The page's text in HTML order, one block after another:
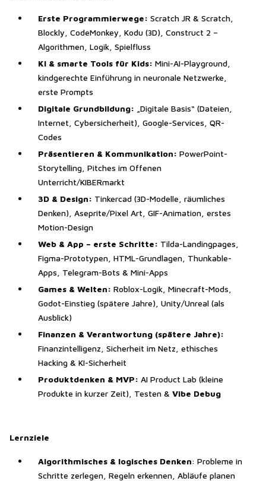
Erste Programmierwege: Scratch JR & Scratch,
Blockly, CodeMonkey, Kodu (3D), Construct 2 –
Algorithmen, Logik, Spielfluss
KI & smarte Tools für Kids: Mini-AI-Playground,
kindgerechte Einführung in neuronale Netzwerke,
erste Prompts
Digitale Grundbildung:
„Digitale Basis“ (Dateien,
Internet, Cybersicherheit), Google-Services, QR-
Codes
Präsentieren & Kommunikation: PowerPoint-
Storytelling, Pitches im Offenen
Unterricht/KIBERmarkt
3D & Design: Tinkercad (3D-Modelle, räumliches
Denken), Aseprite/Pixel Art, GIF-Animation, erstes
Motion-Design
Web & App – erste Schritte: Tilda-Landingpages,
Figma-Prototypen, HTML-Grundlagen, Thunkable-
Apps, Telegram-Bots & Mini-Apps
Games & Welten: Roblox-Logik, Minecraft-Mods,
Godot-Einstieg (spätere Jahre), Unity/Unreal (als
Ausblick)
Finanzen & Verantwortung (spätere Jahre):
Finanzintelligenz, Sicherheit im Netz, ethisches
Hacking & KI-Sicherheit
Produktdenken & MVP: AI Product Lab (kleine
Produkte in kurzer Zeit), Testen & Vibe Debug
Lernziele
Algorithmisches & logisches Denken: Probleme in
Schritte zerlegen, Regeln erkennen, Abläufe planen